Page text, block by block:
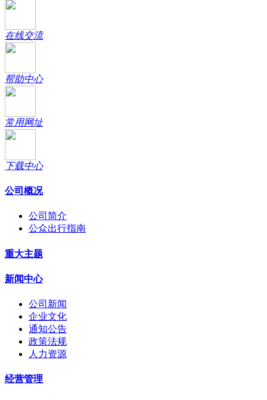
在线交流
帮助中心
常用网址
下载中心
公司概况
公司简介
公众出行指南
重大主题
新闻中心
公司新闻
企业文化
通知公告
政策法规
人力资源
经营管理